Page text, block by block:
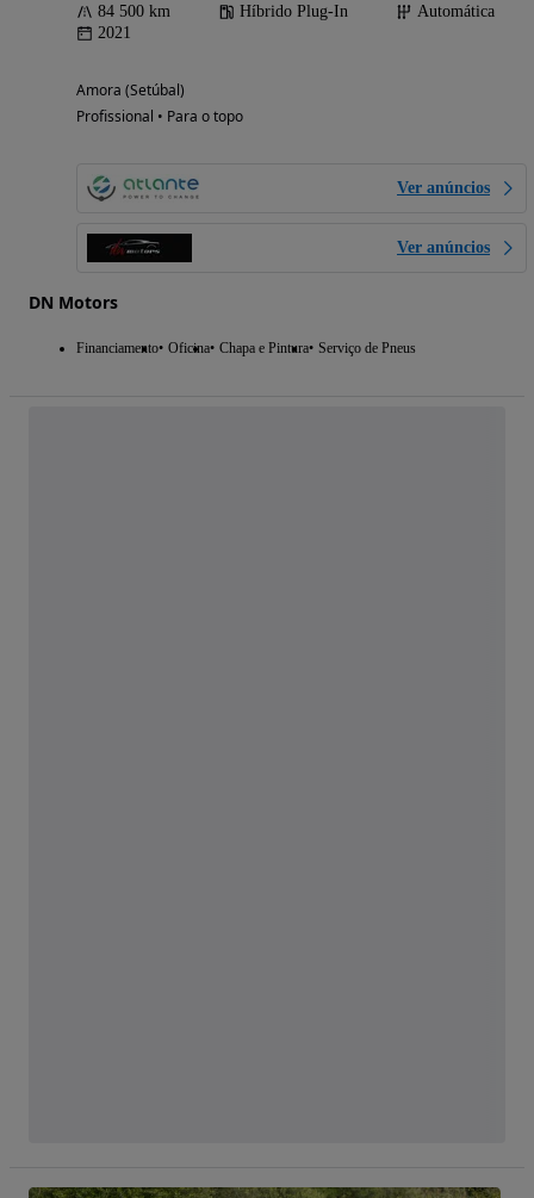
84 500 km Híbrido Plug-In
Automática
2021
Amora (Setúbal)
Profissional • Para o topo
Ver anúncios
Ver anúncios
DN Motors
Financiamento Oficina Chapa e Pintura Serviço de Pneus